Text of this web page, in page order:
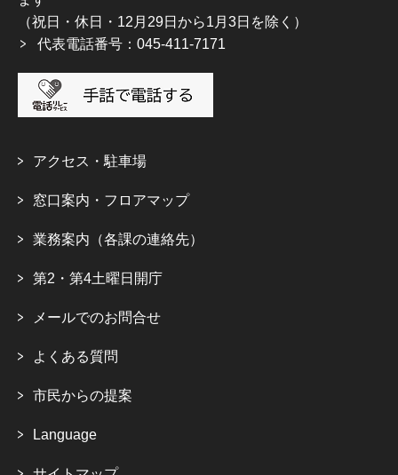
（祝日・休日・12月29日から1月3日を除く）
代表電話番号：045-411-7171
アクセス・駐車場
窓口案内・フロアマップ
業務案内（各課の連絡先）
第2・第4土曜日開庁
メールでのお問合せ
よくある質問
市民からの提案
Language